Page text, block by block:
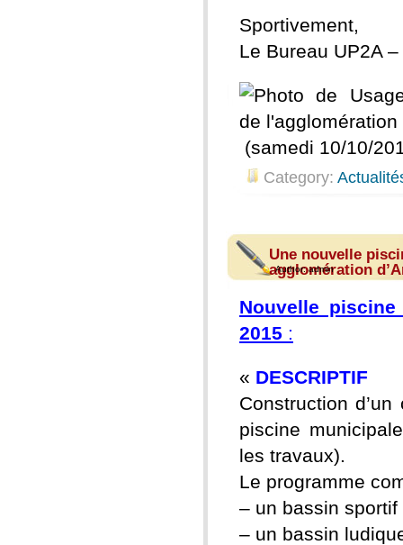
Sportivement,
Le Bureau UP2A –
(samedi 10/10/
Category:
Une nouvelle
agglomération
Author:admin
Nouvelle
2015 :
« DESCRIPTIF
Construction
piscine
les travaux).
Le programme
– un bassin sportif
– un bassin